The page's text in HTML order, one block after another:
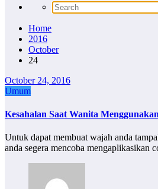
Home
2016
October
24
October 24, 2016
Umum
Kesahalan Saat Wanita
Untuk dapat membuat wajah anda
anda segera mencoba mengaplikasikan